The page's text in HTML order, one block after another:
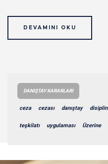
DEVAMINI OKU
DANIŞTAY KARARLARI
ceza cezası danıştay disiplin
teşkilatı uygulaması Üzerine